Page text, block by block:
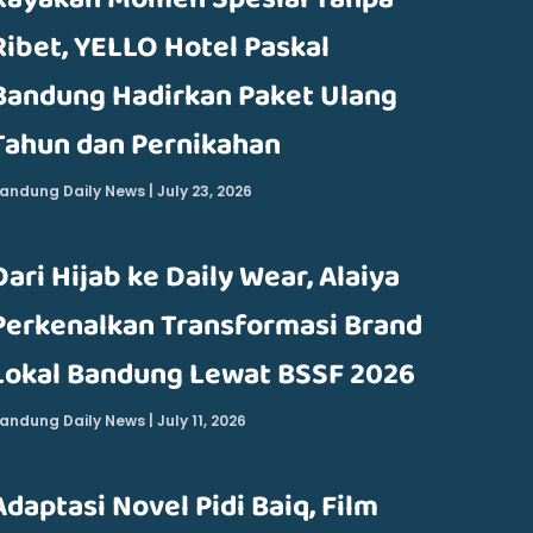
YELLO Hotel Paskal
Hadirkan Paket Ulang
dan Pernikahan
Daily News July 23, 2026
Hijab ke Daily Wear, Alaiya
Transformasi Brand
Bandung Lewat BSSF 2026
Daily News July 11, 2026
Novel Pidi Baiq, Film